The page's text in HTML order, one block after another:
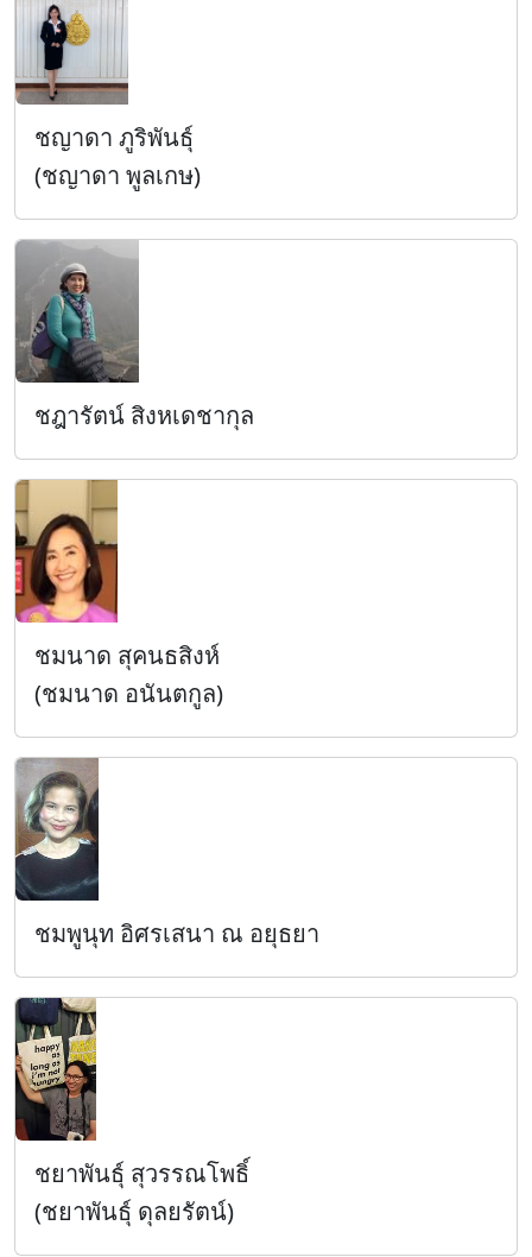
ชญาดา ภูริพันธุ์
(ชญาดา พูลเกษ)
ชฎารัตน์ สิงหเดชากุล
ชมนาด สุคนธสิงห์
(ชมนาด อนันตกูล)
ชมพูนุท อิศรเสนา ณ อยุธยา
ชยาพันธุ์ สุวรรณโพธิ์
(ชยาพันธุ์ ดุลยรัตน์)